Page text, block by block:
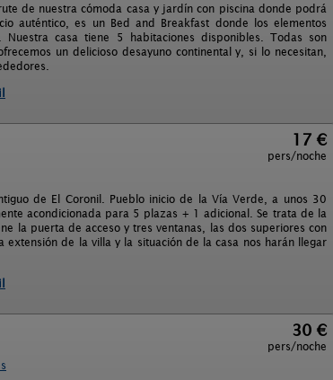
de nuestra cómoda casa y jardín con piscina donde podrá
auténtico, es un Bed and Breakfast donde los elementos
casa tiene 5 habitaciones disponibles. Todas son
un delicioso desayuno continental y, si lo necesitan,
17 €
pers/noche
de El Coronil. Pueblo inicio de la Vía Verde, a unos 30
acondicionada para 5 plazas + 1 adicional. Se trata de la
la puerta de acceso y tres ventanas, las dos superiores con
de la villa y la situación de la casa nos harán llegar
30 €
pers/noche